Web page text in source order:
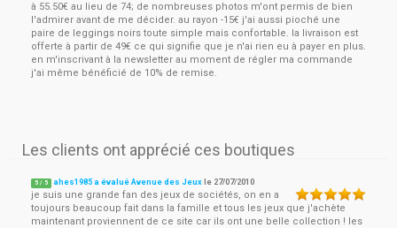
à 55.50€ au lieu de 74; de nombreuses photos m'ont permis de bien
l'admirer avant de me décider. au rayon -15€ j'ai aussi pioché une
paire de leggings noirs toute simple mais confortable. la livraison est
offerte à partir de 49€ ce qui signifie que je n'ai rien eu à payer en plus.
en m'inscrivant à la newsletter au moment de régler ma commande
j'ai même bénéficié de 10% de remise.
Les clients ont apprécié ces boutiques
5 / 5 ahes1985 a évalué Avenue des Jeux le 27/07/2010
je suis une grande fan des jeux de sociétés, on en a
toujours beaucoup fait dans la famille et tous les jeux que j'achète
maintenant proviennent de ce site car ils ont une belle collection ! les